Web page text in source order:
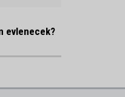
evlenecek?